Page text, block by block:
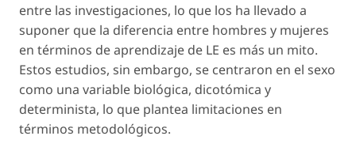
entre las investigaciones, lo que los ha llevado a
suponer que la diferencia entre hombres y mujeres
en términos de aprendizaje de LE es más un mito.
Estos estudios, sin embargo, se centraron en el sexo
como una variable biológica, dicotómica y
determinista, lo que plantea limitaciones en
términos metodológicos.